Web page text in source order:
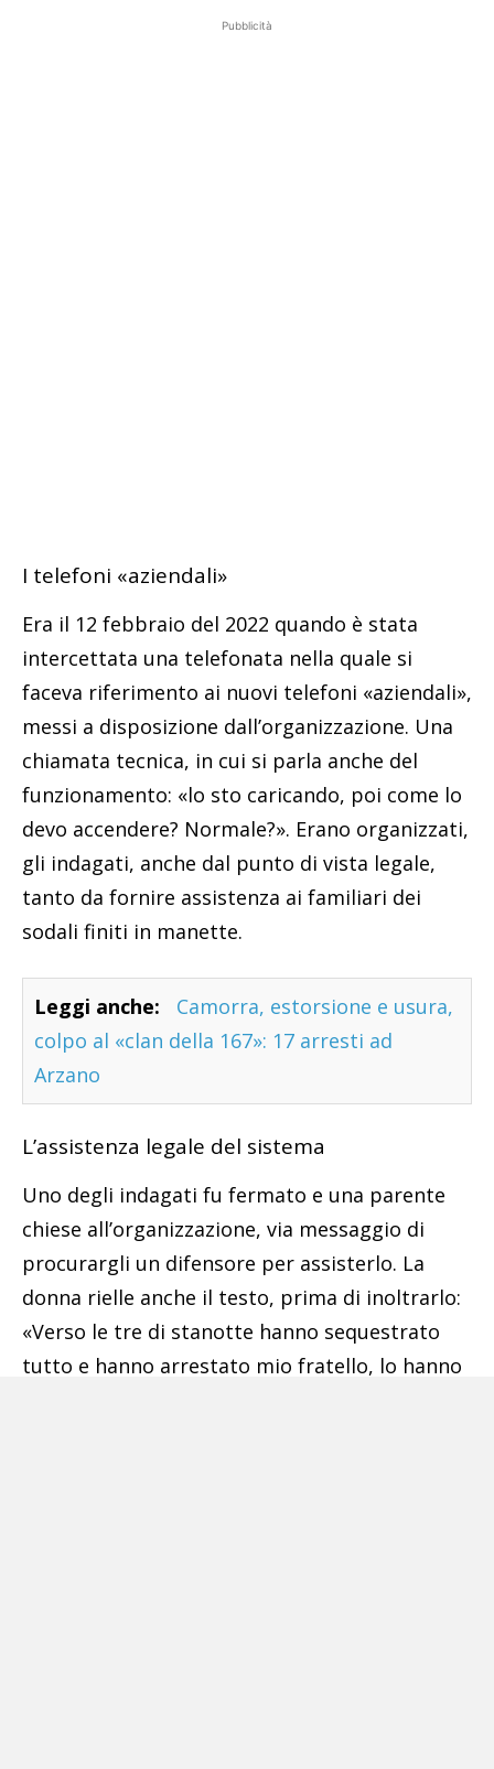
Pubblicità
I telefoni «aziendali»
Era il 12 febbraio del 2022 quando è stata
intercettata una telefonata nella quale si
faceva riferimento ai nuovi telefoni «aziendali»,
messi a disposizione dall’organizzazione. Una
chiamata tecnica, in cui si parla anche del
funzionamento: «lo sto caricando, poi come lo
devo accendere? Normale?». Erano organizzati,
gli indagati, anche dal punto di vista legale,
tanto da fornire assistenza ai familiari dei
sodali finiti in manette.
Leggi anche:
Camorra, estorsione e usura,
colpo al «clan della 167»: 17 arresti ad
Arzano
L’assistenza legale del sistema
Uno degli indagati fu fermato e una parente
chiese all’organizzazione, via messaggio di
procurargli un difensore per assisterlo. La
donna rielle anche il testo, prima di inoltrarlo:
«Verso le tre di stanotte hanno sequestrato
tutto e hanno arrestato mio fratello, lo hanno